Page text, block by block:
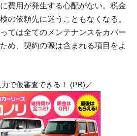
費用が発生する心配がない。税金
の依頼先に迷うこともなくなる。
ては全てのメンテナンスをカバー
め、契約の際は含まれる項目をよ
で仮審査できる！ (PR)／